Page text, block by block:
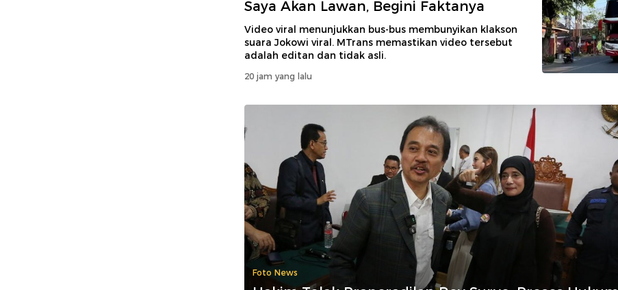
Saya Akan Lawan, Begini Faktanya
Video viral menunjukkan bus-bus membunyikan klakson
suara Jokowi viral. MTrans memastikan video tersebut
adalah editan dan tidak asli.
20 jam yang lalu
Foto News